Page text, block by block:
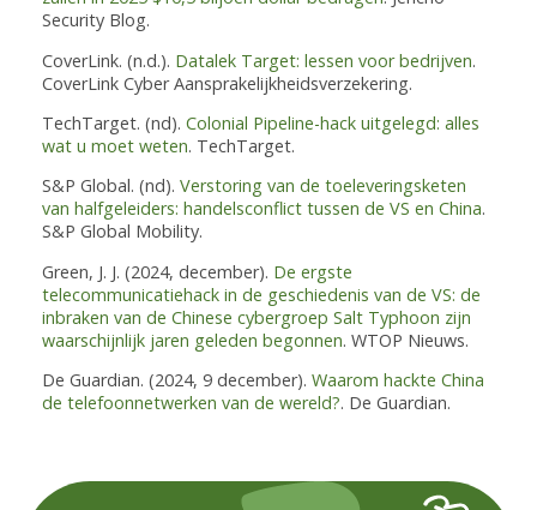
Security Blog.
CoverLink. (n.d.). Datalek Target: lessen voor bedrijven.
CoverLink Cyber Aansprakelijkheidsverzekering.
TechTarget. (nd). Colonial Pipeline-hack uitgelegd: alles
wat u moet weten. TechTarget.
S&P Global. (nd). Verstoring van de toeleveringsketen
van halfgeleiders: handelsconflict tussen de VS en China.
S&P Global Mobility.
Green, J. J. (2024, december). De ergste
telecommunicatiehack in de geschiedenis van de VS: de
inbraken van de Chinese cybergroep Salt Typhoon zijn
waarschijnlijk jaren geleden begonnen. WTOP Nieuws.
De Guardian. (2024, 9 december). Waarom hackte China
de telefoonnetwerken van de wereld?. De Guardian.